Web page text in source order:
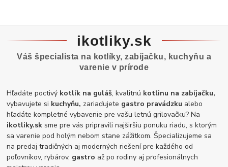
ikotliky.sk
Váš špecialista na kotlíky, zabíjačku, kuchyňu a
varenie v prírode
Hľadáte poctivý kotlík na guláš, kvalitnú kotlinu na zabíjačku,
vybavujete si kuchyňu, zariaďujete gastro pravádzku alebo
hľadáte kompletné vybavenie pre vašu letnú grilovačku? Na
ikotliky.sk sme pre vás pripravili najširšiu ponuku riadu, s ktorým
sa varenie pod holým nebom stane zážitkom. Špecializujeme sa
na predaj tradičných aj moderných riešení pre každého od
poľovníkov, rybárov, gastro až po rodiny aj profesionálnych